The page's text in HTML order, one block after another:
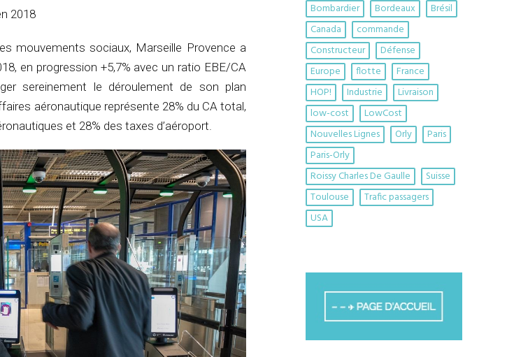
2018
mouvements sociaux, Marseille Provence a
en progression +5,7% avec un ratio EBE/CA
sereinement le déroulement de son plan
aéronautique représente 28% du CA total,
et 28% des taxes d’aéroport.
Bombardier
Bordeaux
Brésil
Canada
commande
Constructeur
Défense
Europe
flotte
France
HOP!
Industrie
Livraison
low-cost
LowCost
Nouvelles Lignes
Orly
Paris
Paris-Orly
Roissy Charles De Gaulle
Suisse
Toulouse
Trafic passagers
USA